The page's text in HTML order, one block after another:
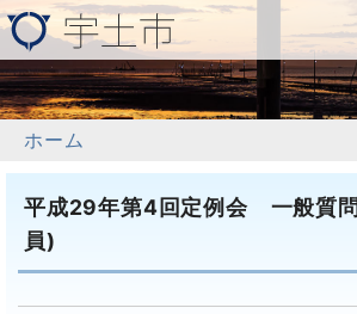
ホーム
平成29年第4回定例会 一般質
員)